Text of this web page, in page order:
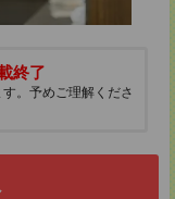
終了
。予めご理解くださ